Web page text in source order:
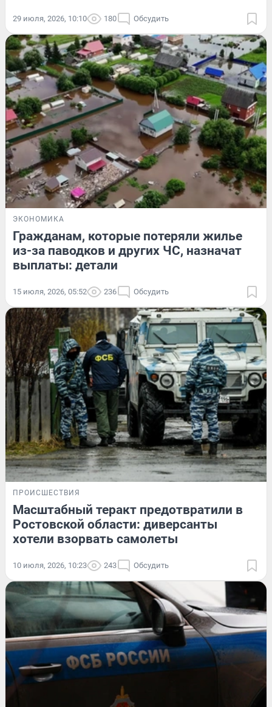
29 июля, 2026, 10:10 180 Обсудить
ЭКОНОМИКА
Гражданам, которые потеряли жилье
из-за паводков и других ЧС, назначат
выплаты: детали
15 июля, 2026, 05:52 236 Обсудить
ПРОИСШЕСТВИЯ
Масштабный теракт предотвратили в
Ростовской области: диверсанты
хотели взорвать самолеты
10 июля, 2026, 10:23 243 Обсудить